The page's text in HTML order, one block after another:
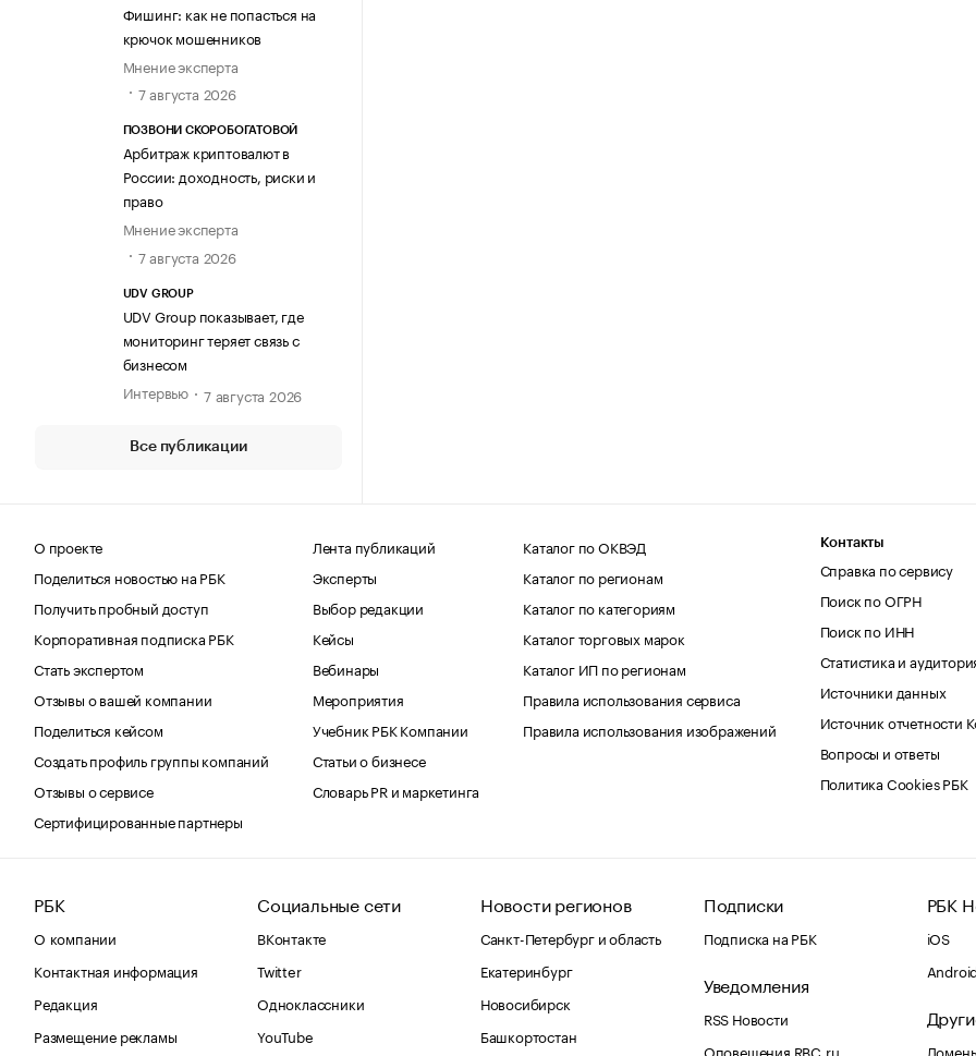
Фишинг: как не попасться на
крючок мошенников
Мнение эксперта
7 августа 2026
ПОЗВОНИ СКОРОБОГАТОВОЙ
Арбитраж криптовалют в
России: доходность, риски и
право
Мнение эксперта
7 августа 2026
UDV GROUP
UDV Group показывает, где
мониторинг теряет связь с
бизнесом
Интервью
7 августа 2026
Все публикации
О проекте
Поделиться новостью на РБК
Получить пробный доступ
Корпоративная подписка РБК
Стать экспертом
Отзывы о вашей компании
Поделиться кейсом
Создать профиль группы компаний
Отзывы о сервисе
Сертифицированные партнеры
Лента публикаций
Эксперты
Выбор редакции
Кейсы
Вебинары
Мероприятия
Учебник РБК Компании
Статьи о бизнесе
Словарь PR и маркетинга
Каталог по ОКВЭД
Каталог по регионам
Каталог по категориям
Каталог торговых марок
Каталог ИП по регионам
Правила использования сервиса
Правила использования изображений
Контакты
Справка по сервису
Поиск по ОГРН
Поиск по ИНН
Статистика и
Источники данных
Источник отчетности
Вопросы и ответы
Политика Cookies РБК
РБК
О компании
Контактная информация
Редакция
Размещение рекламы
Социальные сети
ВКонтакте
Twitter
Одноклассники
YouTube
Новости регионов
Санкт-Петербург и область
Екатеринбург
Новосибирск
Башкортостан
Подписки
Подписка на РБК
Уведомления
RSS Новости
Оповещения RBC.ru
РБК
iOS